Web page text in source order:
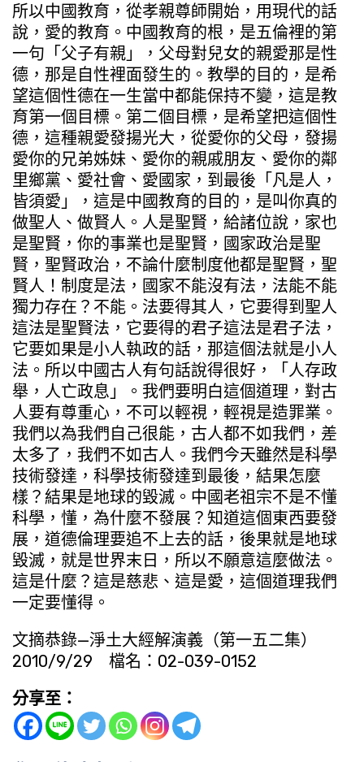
所以中國教育，從孝親尊師開始，用現代的話
說，愛的教育。中國教育的根，是五倫裡的第
一句「父子有親」，父母對兒女的親愛那是性
德，那是自性裡面發生的。教學的目的，是希
望這個性德在一生當中都能保持不變，這是教
育第一個目標。第二個目標，是希望把這個性
德，這種親愛發揚光大，從愛你的父母，發揚
愛你的兄弟姊妹、愛你的親戚朋友、愛你的鄰
里鄉黨、愛社會、愛國家，到最後「凡是人，
皆須愛」，這是中國教育的目的，是叫你真的
做聖人、做賢人。人是聖賢，給諸位說，家也
是聖賢，你的事業也是聖賢，國家政治是聖
賢，聖賢政治，不論什麼制度他都是聖賢，聖
賢人！制度是法，國家不能沒有法，法能不能
獨力存在？不能。法要得其人，它要得到聖人
這法是聖賢法，它要得的君子這法是君子法，
它要如果是小人執政的話，那這個法就是小人
法。所以中國古人有句話說得很好，「人存政
舉，人亡政息」。我們要明白這個道理，對古
人要有尊重心，不可以輕視，輕視是造罪業。
我們以為我們自己很能，古人都不如我們，差
太多了，我們不如古人。我們今天雖然是科學
技術發達，科學技術發達到最後，結果怎麼
樣？結果是地球的毀滅。中國老祖宗不是不懂
科學，懂，為什麼不發展？知道這個東西要發
展，道德倫理要追不上去的話，後果就是地球
毀滅，就是世界末日，所以不願意這麼做法。
這是什麼？這是慈悲、這是愛，這個道理我們
一定要懂得。
文摘恭錄—淨土大經解演義（第一五二集）
2010/9/29 檔名：02-039-0152
分享至：